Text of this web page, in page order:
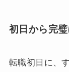
初日から完
転職初日に、